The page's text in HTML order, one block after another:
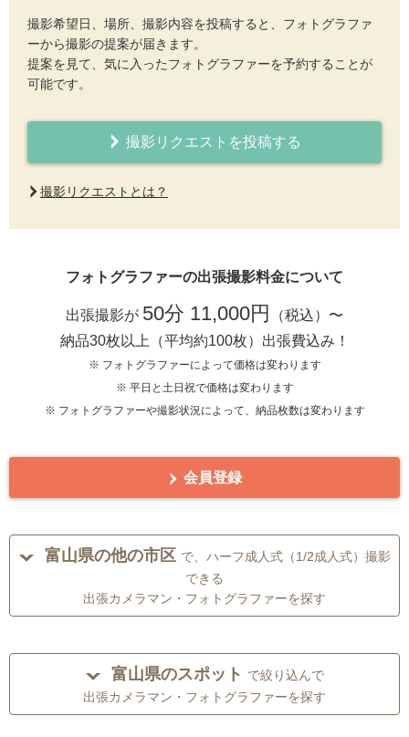
撮影希望日、場所、撮影内容を投稿すると、フォトグラファ
ーから撮影の提案が届きます。
提案を見て、気に入ったフォトグラファーを予約することが
可能です。
撮影リクエストを投稿する
撮影リクエストとは？
フォトグラファーの出張撮影料金について
出張撮影が 50分 11,000円
（税込）〜
納品30枚以上（平均約100枚）出張費込み！
※ フォトグラファーによって価格は変わります
※ 平日と土日祝で価格は変わります
※ フォトグラファーや撮影状況によって、納品枚数は変わります
会員登録
富山県の他の市区 で、ハーフ成人式（1/2成人式）撮影
できる
出張カメラマン・フォトグラファーを探す
富山県のスポット で絞り込んで
出張カメラマン・フォトグラファーを探す